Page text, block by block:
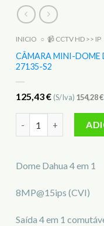
INICIO ○ 📹 CCTV HD >> IP
CÂMARA MINI-
27135-S2
125,43€ (S/Iva) 154,28€
Dome Dahua 4 em 1
8MP@15ips (CVI)
Saída 4 em 1